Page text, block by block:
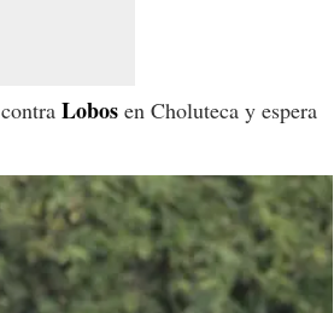
contra Lobos en Choluteca y espera